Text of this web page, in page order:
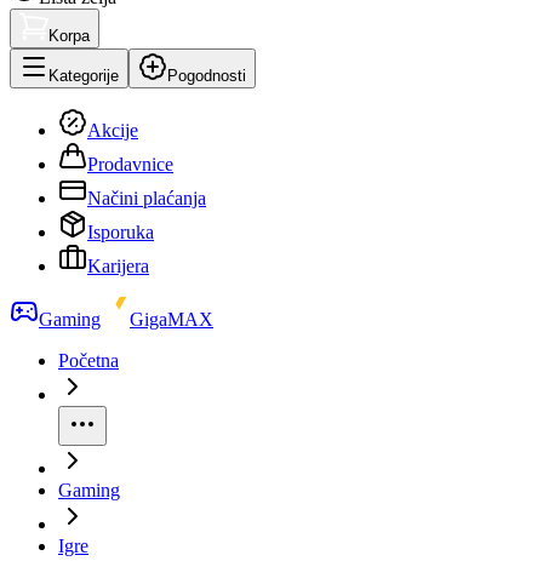
Korpa
Kategorije Pogodnosti
Akcije
Prodavnice
Načini plaćanja
Isporuka
Karijera
Gaming
GigaMAX
Početna
Gaming
Igre